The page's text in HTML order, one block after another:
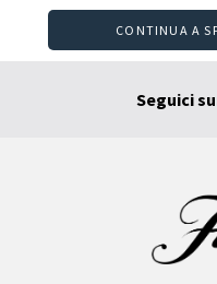
CONTINUA A
Seguici